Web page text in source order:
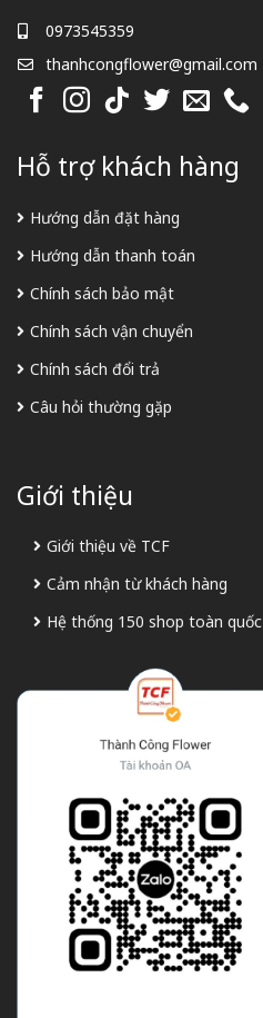
0973545359
thanhcongflower@gmail.com
Hỗ trợ khách hàng
Hướng dẫn đặt hàng
Hướng dẫn thanh toán
Chính sách bảo mật
Chính sách vận chuyển
Chính sách đổi trả
Câu hỏi thường gặp
Giới thiệu
Giới thiệu về TCF
Cảm nhận từ khách hàng
Hệ thống 150 shop toàn quốc